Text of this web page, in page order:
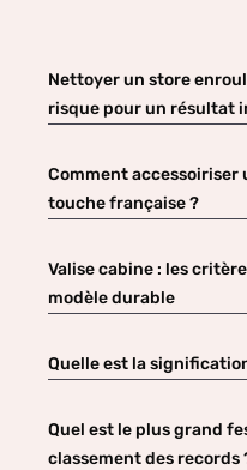
Nettoyer un store
risque pour un résultat
Comment accessoiriser
touche française ?
Valise cabine : les
modèle durable
Quelle est la
Quel est le plus grand
classement des records